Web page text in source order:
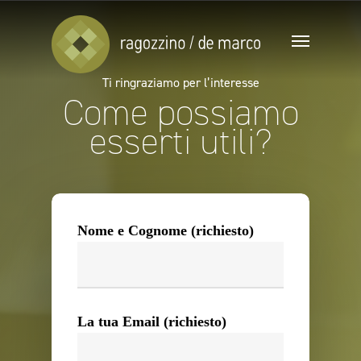
Ti ringraziamo per l’interesse
Come possiamo
esserti utili?
Nome e Cognome (richiesto)
La tua Email (richiesto)